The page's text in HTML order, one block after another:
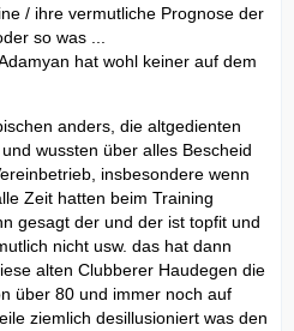
/ ihre vermutliche Prognose der
so was ...
hat wohl keiner auf dem
anders, die altgedienten
wussten über alles Bescheid
insbesondere wenn
Zeit hatten beim Training
gesagt der und der ist topfit und
nicht usw. das hat dann
alten Clubberer Haudegen die
über 80 und immer noch auf
ziemlich desillusioniert was den